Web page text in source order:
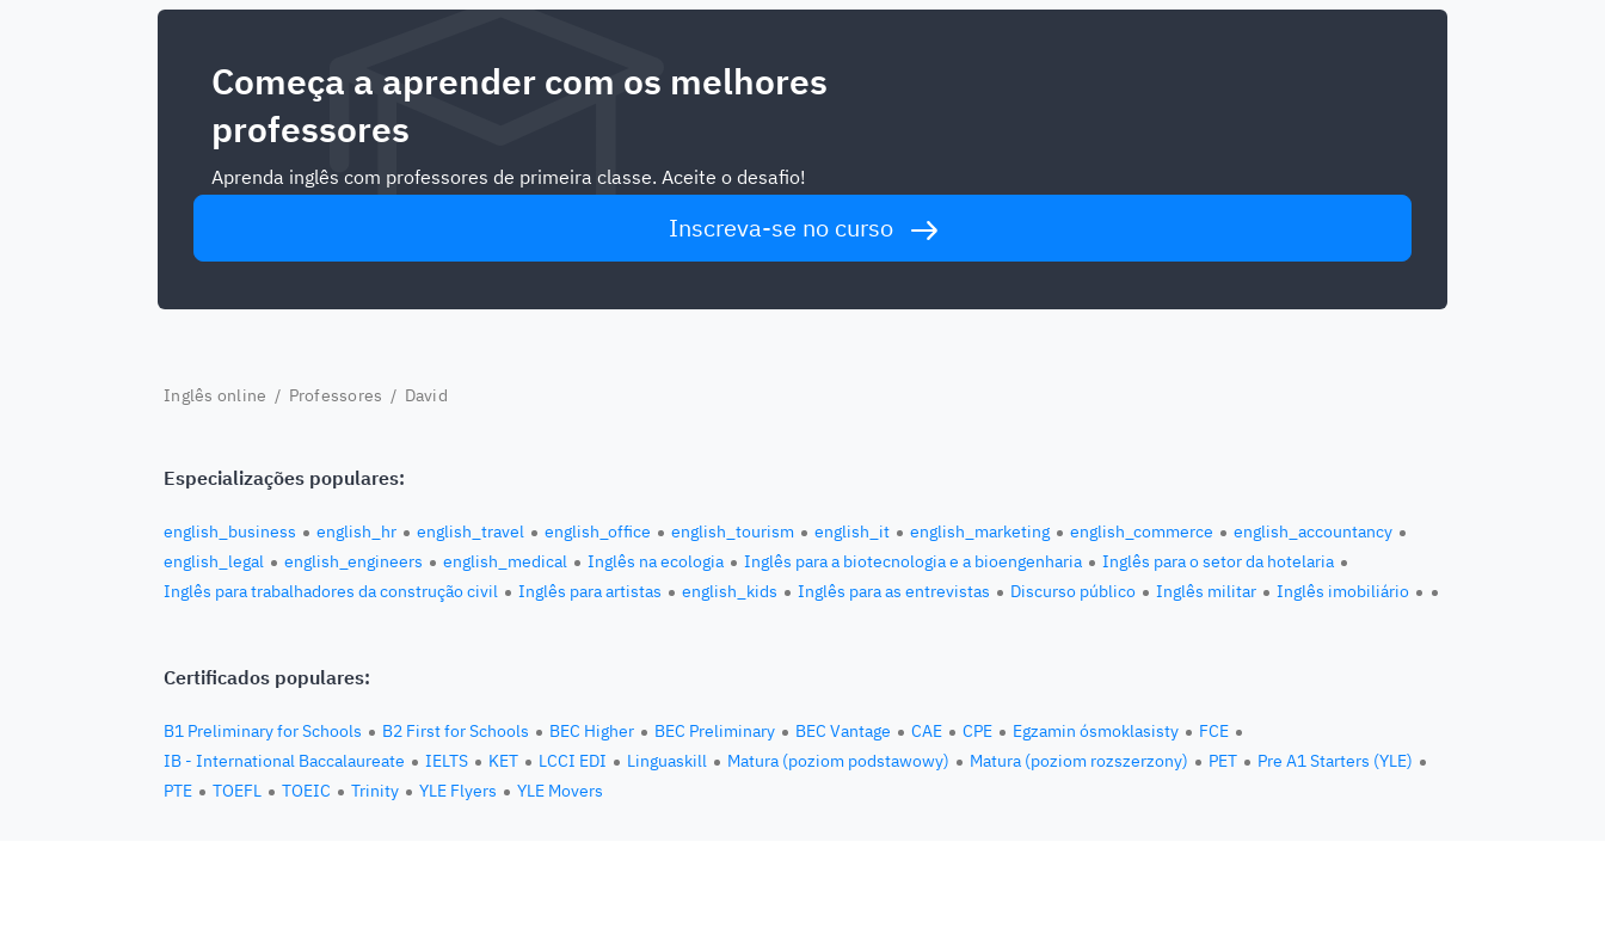
Começa a aprender com os melhores
professores
Aprenda inglês com professores de primeira classe. Aceite o desafio!
Inscreva-se no curso
Inglês online / Professores / David
Especializações populares:
english_business english_hr english_travel english_office english_tourism english_it english_marketing english_commerce
english_accountancy
english_legal
english_engineers english_medical Inglês na ecologia Inglês para a biotecnologia e a bioengenharia
Inglês para o setor da hotelaria
Inglês para trabalhadores da construção civil
Inglês para artistas english_kids Inglês para as entrevistas Discurso público Inglês militar Inglês imobiliário
Certificados populares:
B1 Preliminary for Schools B2 First for Schools BEC Higher BEC Preliminary BEC Vantage CAE CPE Egzamin ósmoklasisty
FCE
IB - International Baccalaureate
IELTS KET LCCI EDI Linguaskill Matura (poziom podstawowy) Matura (poziom rozszerzony) PET
Pre A1 Starters (YLE)
PTE
TOEFL TOEIC Trinity YLE Flyers YLE Movers